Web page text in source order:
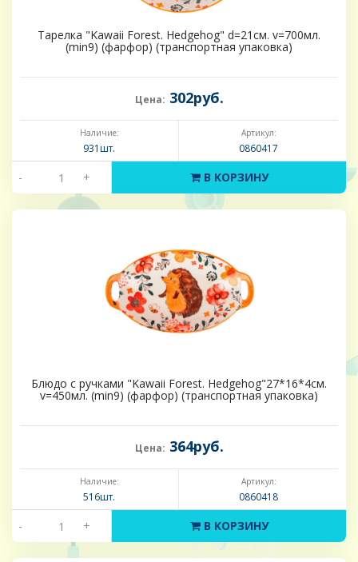
Тарелка "Kawaii Forest. Hedgehog" d=21см. v=700мл.
(min9) (фарфор) (транспортная упаковка)
Цена: 302руб.
Наличие:
931шт.
Артикул:
0860417
- + В КОРЗИНУ
Блюдо с ручками "Kawaii Forest. Hedgehog"27*16*4см.
v=450мл. (min9) (фарфор) (транспортная упаковка)
Цена: 364руб.
Наличие:
516шт.
Артикул:
0860418
- + В КОРЗИНУ